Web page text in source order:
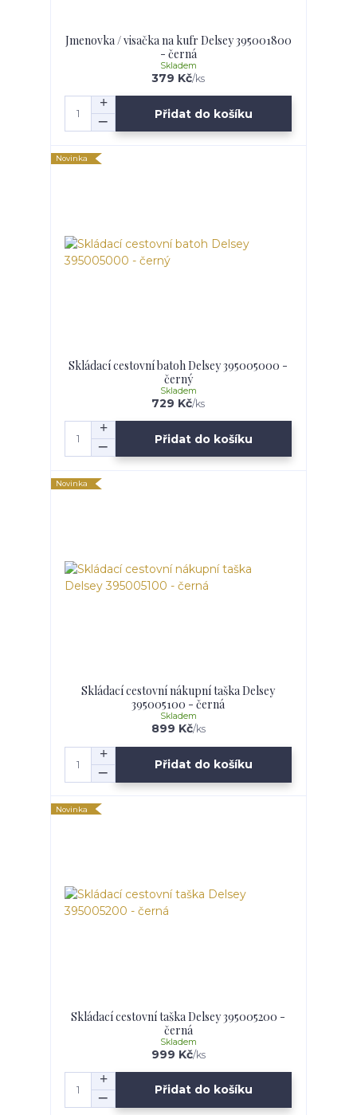
Jmenovka / visačka na kufr Delsey 395001800
- černá
379 Kč/ks
Skladem
Přidat do košíku
Novinka
Skládací cestovní batoh Delsey 395005000 -
černý
729 Kč/ks
Skladem
Přidat do košíku
Novinka
Skládací cestovní nákupní taška Delsey
395005100 - černá
899 Kč/ks
Skladem
Přidat do košíku
Novinka
Skládací cestovní taška Delsey 395005200 -
černá
999 Kč/ks
Skladem
Přidat do košíku